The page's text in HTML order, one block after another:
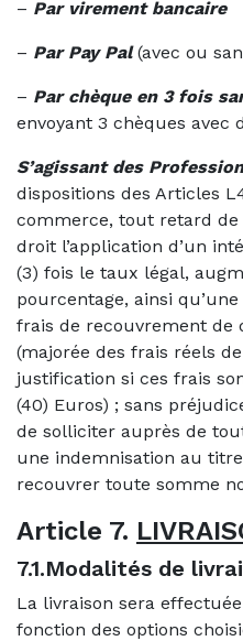
– Par virement bancaire
– Par Pay Pal(avec ou
– Par chèque en 3 fois
envoyant 3 chèques avec
S’agissant des
dispositions des Articles
commerce, tout retard
droit l’application d’un
(3) fois le taux légal,
pourcentage, ainsi
frais de recouvrement de
(majorée des frais réels
justification si ces frais
(40) Euros) ; sans
de solliciter auprès de
une indemnisation au
recouvrer toute somme
Article 7.
7.1.Modalités de
La livraison sera
fonction des options